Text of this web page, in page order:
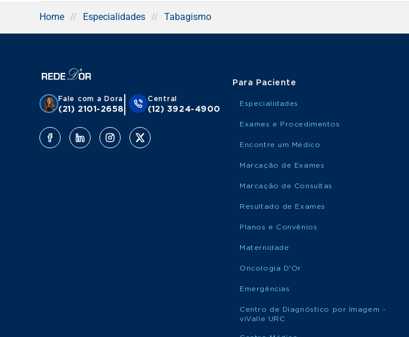
Home // Especialidades // Tabagismo
Fale com a Dora
(21) 2101-2658
Central
(12) 3924-4900
Para Paciente
Especialidades
Exames e Procedimentos
Encontre um Médico
Marcação de Exames
Marcação de Consultas
Resultado de Exames
Planos e Convênios
Maternidade
Oncologia D'Or
Emergências
Centro de Diagnóstico por Imagem -
viValle URC